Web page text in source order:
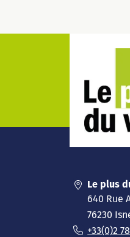
Le plus
640 Rue
76230
+33(0)2